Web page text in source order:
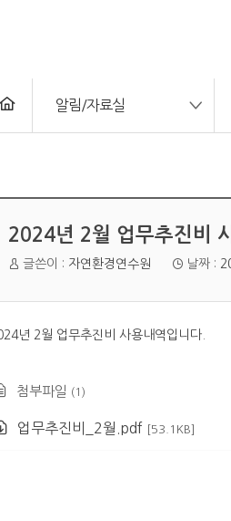
알림/자료실
2024년 2월 업무추진비
글쓴이 : 자연환경연수원 날짜 :
년 2월 업무추진비 사용내역입니다.
첨부파일 (1)
업무추진비_2월.pdf [53.1KB]